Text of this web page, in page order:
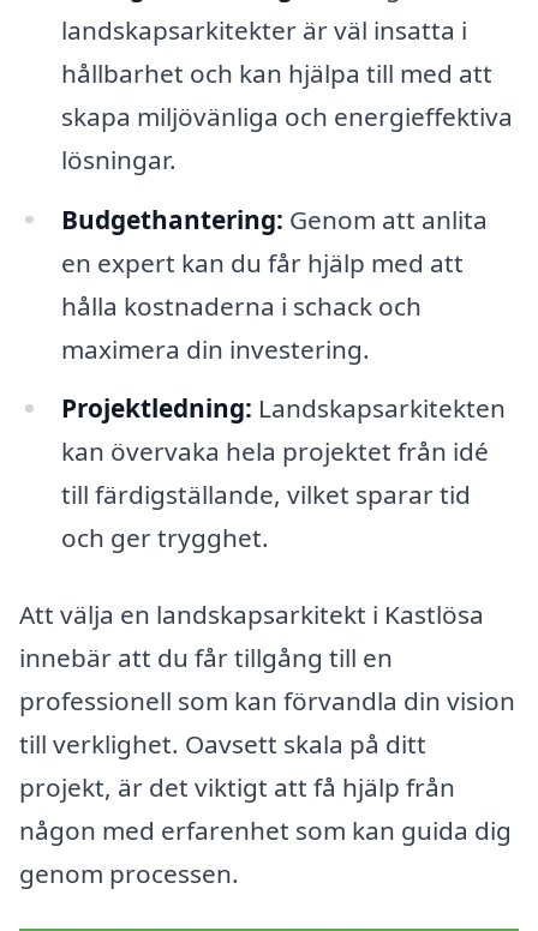
landskapsarkitekter är väl insatta i
hållbarhet och kan hjälpa till med att
skapa miljövänliga och energieffektiva
lösningar.
Budgethantering: Genom att anlita
en expert kan du får hjälp med att
hålla kostnaderna i schack och
maximera din investering.
Projektledning: Landskapsarkitekten
kan övervaka hela projektet från idé
till färdigställande, vilket sparar tid
och ger trygghet.
Att välja en landskapsarkitekt i Kastlösa
innebär att du får tillgång till en
professionell som kan förvandla din vision
till verklighet. Oavsett skala på ditt
projekt, är det viktigt att få hjälp från
någon med erfarenhet som kan guida dig
genom processen.